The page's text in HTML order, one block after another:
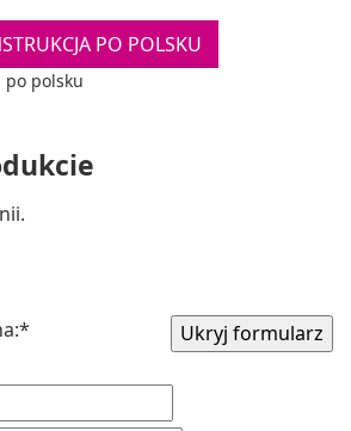
PO POLSKU
po polsku
*